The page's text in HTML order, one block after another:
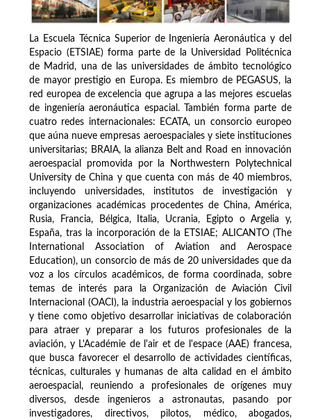
La Escuela Técnica Superior de Ingeniería Aeronáutica y del
Espacio (ETSIAE) forma parte de la Universidad Politécnica
de Madrid, una de las universidades de ámbito tecnológico
de mayor prestigio en Europa. Es miembro de PEGASUS, la
red europea de excelencia que agrupa a las mejores escuelas
de ingeniería aeronáutica espacial. También forma parte de
cuatro redes internacionales: ECATA, un consorcio europeo
que aúna nueve empresas aeroespaciales y siete instituciones
universitarias; BRAIA, la alianza Belt and Road en innovación
aeroespacial promovida por la Northwestern Polytechnical
University de China y que cuenta con más de 40 miembros,
incluyendo universidades, institutos de investigación y
organizaciones académicas procedentes de China, América,
Rusia, Francia, Bélgica, Italia, Ucrania, Egipto o Argelia y,
España, tras la incorporación de la ETSIAE; ALICANTO (The
International Association of Aviation and Aerospace
Education), un consorcio de más de 20 universidades que da
voz a los círculos académicos, de forma coordinada, sobre
temas de interés para la Organización de Aviación Civil
Internacional (OACI), la industria aeroespacial y los gobiernos
y tiene como objetivo desarrollar iniciativas de colaboración
para atraer y preparar a los futuros profesionales de la
aviación, y L'Académie de l'air et de l'espace (AAE) francesa,
que busca favorecer el desarrollo de actividades científicas,
técnicas, culturales y humanas de alta calidad en el ámbito
aeroespacial, reuniendo a profesionales de orígenes muy
diversos, desde ingenieros a astronautas, pasando por
investigadores, directivos, pilotos, médico, abogados,